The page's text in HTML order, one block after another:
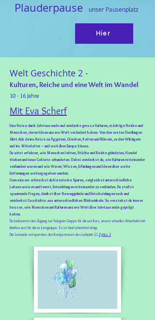
Plauderpause unser Pausenplatz
Hier
Welt Geschichte 2 -
Kulturen, Reiche und eine Welt im Wandel
10 - 16 Jahre
Mit Eva Scherf
Eine Reise durch Jahrtausende und entdecke grosse Kulturen, mächtige Reiche und
Menschen, deren Ideen unsere Welt verändert haben. Von den ersten Siedlungen
führt dich deine Reise zu Ägyptern, Griechen, Kelten und Römern, zu den Wikingern
und ins Mittelalter – und weit über Europa hinaus.
Du wirst erfahren, wie Menschen lebten, Städte und Reiche gründeten, Handel
trieben und neue Gebiete erkundeten. Dabei entdeckst du, wie Kulturen miteinander
verbunden waren und wie Waren, Wissen, Erfindungen und Ideen über weite
Entfernungen weitergegeben wurden.
Gemeinsam erforschst du historische Spuren, vergleichst unterschiedliche
Lebensweisen und lernst, Entwicklungen miteinander zu verbinden. Du stellst
spannende Fragen, denkst über Beweggründe und Entscheidungen nach und
entdeckst Geschichte aus unterschiedlichen Blickwinkeln. So verstehst du immer
besser, wie Menschen und Kulturen unsere Welt über Jahrtausende geprägt
haben.
Du bekommst den Zugang zur Telegram Gruppe für diesen Kurs, unsere virtuellen Wandtafel mit
Inhalten aus/ für diese Lerngruppe. Es ist kein Lehrmittel nötig.
Die Lernziele entsprechen den Kompetenzen des Lehrplan 21 Zyklus 2